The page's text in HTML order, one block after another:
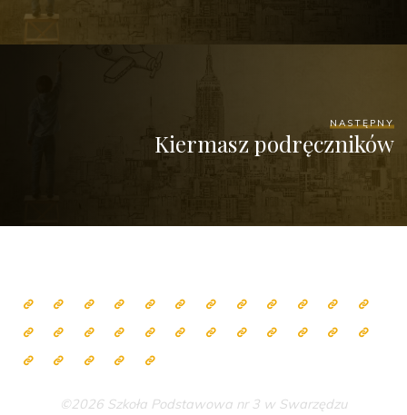
NASTĘPNY
Kiermasz podręczników
©2026 Szkoła Podstawowa nr 3 w Swarzędzu